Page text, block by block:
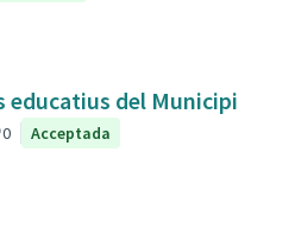
educatius del Municipi
0 Acceptada